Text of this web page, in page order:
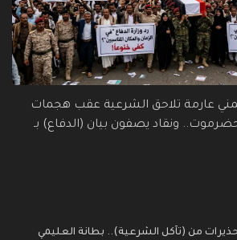
عارمة تلاحق الشرعية عقب هجمات
ونقاد يصفون بيان (الدفاع) بـ
من (تآكل الشرعية).. بطانة العليمي